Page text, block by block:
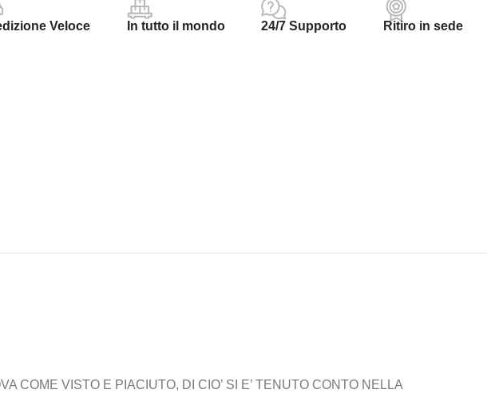
Veloce In tutto il mondo 24/7 Supporto Ritiro in sede
COME VISTO E PIACIUTO, DI CIO’ SI E’ TENUTO CONTO NELLA